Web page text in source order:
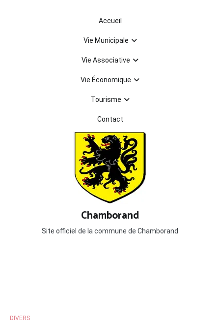
Chamborand
Site officiel de la commune de Chamborand
Accueil
Vie Municipale
Vie Associative
Vie Économique
Tourisme
Contact
DIVERS